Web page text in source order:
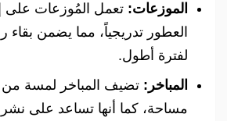
الموزعات: تعمل المُوزعات على
العطور تدريجياً، مما يضمن بقاء
لفترة أطول.
المباخر: تضيف المباخر لمسة
مساحة، كما أنها تساعد على نشر